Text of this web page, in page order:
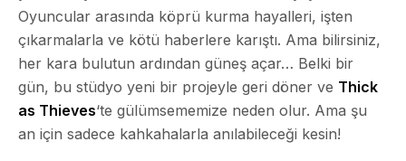
Oyuncular arasında köprü kurma hayalleri, işten
çıkarmalarla ve kötü haberlere karıştı. Ama bilirsiniz,
her kara bulutun ardından güneş açar… Belki bir
gün, bu stüdyo yeni bir projeyle geri döner ve Thick
as Thieves‘te gülümsememize neden olur. Ama şu
an için sadece kahkahalarla anılabileceği kesin!